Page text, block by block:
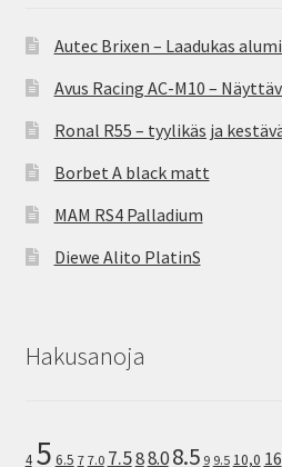
Autec Brixen – Laadukas
Avus Racing AC-M10 –
Ronal R55 – tyylikäs ja
Borbet A black matt
MAM RS4 Palladium
Diewe Alito PlatinS
Hakusanoja
4 5 6.5 7 7.0 7.588.08.5 9 9.5 10,0 16